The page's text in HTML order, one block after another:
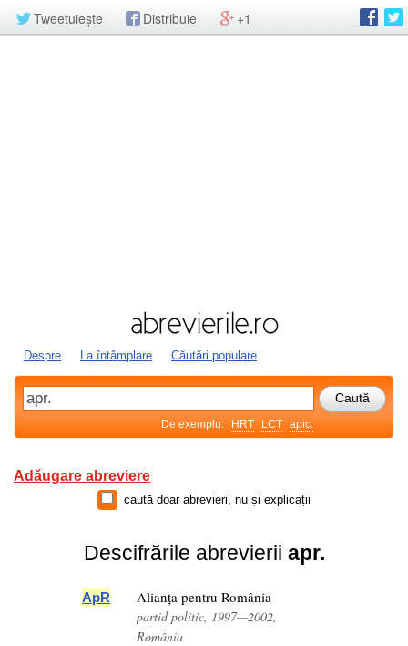
Tweetuiește Distribuie +1
Despre La întâmplare Căutări populare
De exemplu: HRT LCT apic.
Adăugare abreviere
caută doar abrevieri, nu și explicații
Descifrările abrevierii apr.
ApR Alianța pentru România
partid politic, 1997—2002,
România